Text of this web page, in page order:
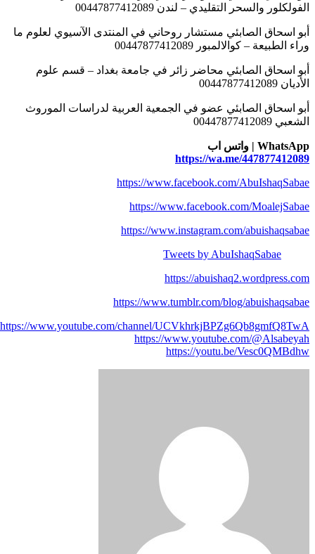
الفولكلور والسحر التقليدي – لندن 00447877412089
أبو اسحاق الصابئي مستشار روحاني في المنتدى الآسيوي لعلوم ما
وراء الطبيعة – كوالالمبور 00447877412089
أبو اسحاق الصابئي محاضر زائر في جامعة بغداد – قسم علوم
الأديان 00447877412089
أبو اسحاق الصابئي عضو في الجمعية العربية لدراسات الموروث
الشعبي 00447877412089
WhatsApp | واتس اب
https://wa.me/447877412089
https://www.facebook.com/AbuIshaqSabae
https://www.facebook.com/MoalejSabae
https://www.instagram.com/abuishaqsabae
Tweets by AbuIshaqSabae
https://abuishaq2.wordpress.com
https://www.tumblr.com/blog/abuishaqsabae
https://www.youtube.com/channel/UCVkhrkjBPZg6Qb8gmfQ8TwA
https://www.youtube.com/@Alsabeyah
https://youtu.be/Vesc0QMBdhw